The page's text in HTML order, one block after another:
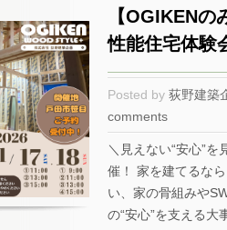
【OGIKEN
性能住宅体験
Posted by 荻野建築
comments
＼見えない“安心”
催！ 家を建てるな
い、家の骨組みや
の“安心”を支える大